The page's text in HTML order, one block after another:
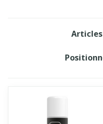
Articles
Trier par: